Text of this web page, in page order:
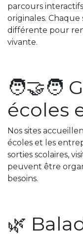
parcours
originales.
différente pour
vivante.
🧑‍🤝‍🧑
écoles
Nos sites
écoles et les
sorties scolaires,
peuvent être
besoins.
🌿